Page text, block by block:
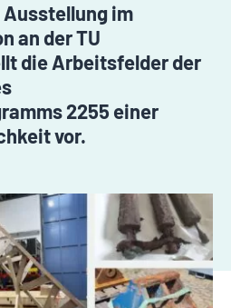
im
an der TU
die Arbeitsfelder der
2255 einer
vor.